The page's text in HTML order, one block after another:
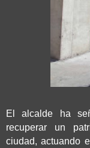
El alcalde ha
recuperar un
ciudad, actuando